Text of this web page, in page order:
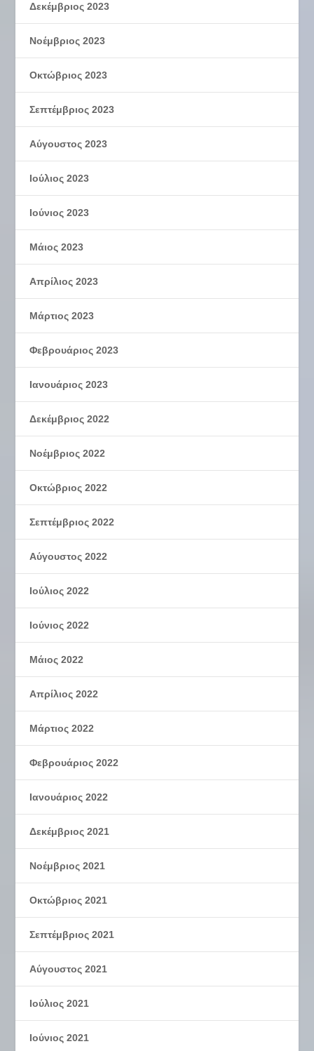
Δεκέμβριος 2023
Νοέμβριος 2023
Οκτώβριος 2023
Σεπτέμβριος 2023
Αύγουστος 2023
Ιούλιος 2023
Ιούνιος 2023
Μάιος 2023
Απρίλιος 2023
Μάρτιος 2023
Φεβρουάριος 2023
Ιανουάριος 2023
Δεκέμβριος 2022
Νοέμβριος 2022
Οκτώβριος 2022
Σεπτέμβριος 2022
Αύγουστος 2022
Ιούλιος 2022
Ιούνιος 2022
Μάιος 2022
Απρίλιος 2022
Μάρτιος 2022
Φεβρουάριος 2022
Ιανουάριος 2022
Δεκέμβριος 2021
Νοέμβριος 2021
Οκτώβριος 2021
Σεπτέμβριος 2021
Αύγουστος 2021
Ιούλιος 2021
Ιούνιος 2021